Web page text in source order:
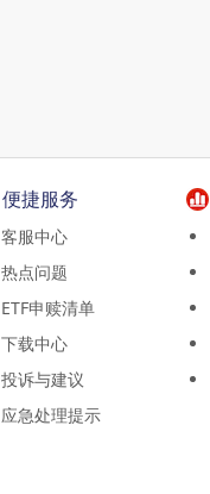
便捷服务
客服中心
热点问题
ETF申赎清单
下载中心
投诉与建议
应急处理提示